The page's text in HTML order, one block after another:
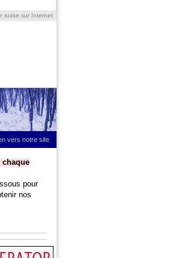
russe sur Internet
vers notre site
chaque
pour
nos